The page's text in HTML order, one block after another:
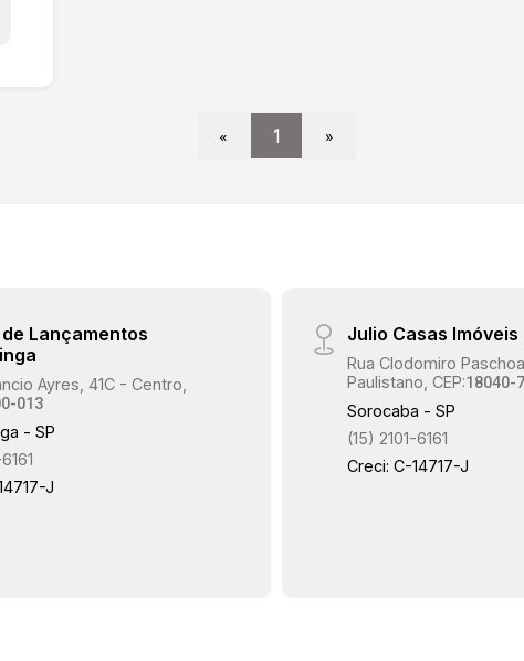
« 1 »
Lançamentos
Ayres, 41C - Centro,
013
- SP
J
Julio Casas Imóveis
Rua Clodomiro
Paulistano, CEP:18040-
Sorocaba - SP
(15) 2101-6161
Creci: C-14717-J